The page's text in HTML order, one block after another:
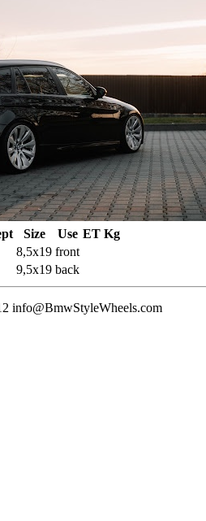
Size Use ET Kg
8,5x19 front
9,5x19 back
info@BmwStyleWheels.com